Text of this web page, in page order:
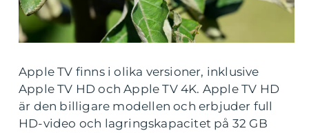
Apple TV finns i olika versioner, inklusive
Apple TV HD och Apple TV 4K. Apple TV HD
är den billigare modellen och erbjuder full
HD-video och lagringskapacitet på 32 GB